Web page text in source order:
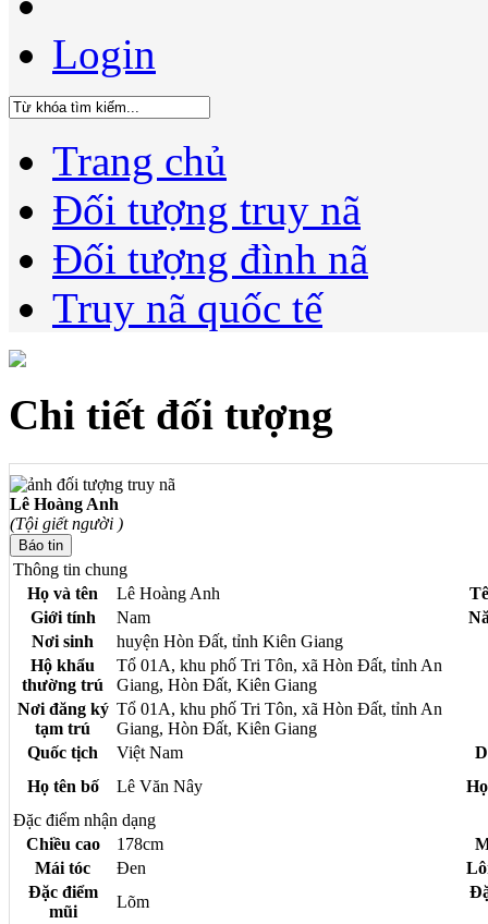
Login
Trang chủ
Đối tượng truy nã
Đối tượng đình nã
Truy nã quốc tế
Chi tiết đối tượng
Lê Hoàng Anh
(Tội giết người )
Thông tin chung
Họ và tên
Lê Hoàng Anh
Giới tính
Nam
Nơi sinh
huyện Hòn Đất, tỉnh Kiên Giang
Hộ khẩu
thường trú
Tổ 01A, khu phố Tri Tôn, xã Hòn Đất, tỉnh An
Giang, Hòn Đất, Kiên Giang
Nơi đăng ký
tạm trú
Tổ 01A, khu phố Tri Tôn, xã Hòn Đất, tỉnh An
Giang, Hòn Đất, Kiên Giang
Quốc tịch
Việt Nam
Họ tên bố
Lê Văn Nây
Đặc điểm nhận dạng
Chiều cao
178cm
Mái tóc
Đen
Đặc điểm
mũi
Lõm